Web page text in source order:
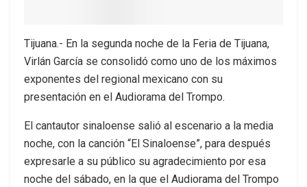
Tijuana.- En la segunda noche de la Feria de Tijuana,
Virlán García se consolidó como uno de los máximos
exponentes del regional mexicano con su
presentación en el Audiorama del Trompo.
El cantautor sinaloense salió al escenario a la media
noche, con la canción “El Sinaloense”, para después
expresarle a su público su agradecimiento por esa
noche del sábado, en la que el Audiorama del Trompo